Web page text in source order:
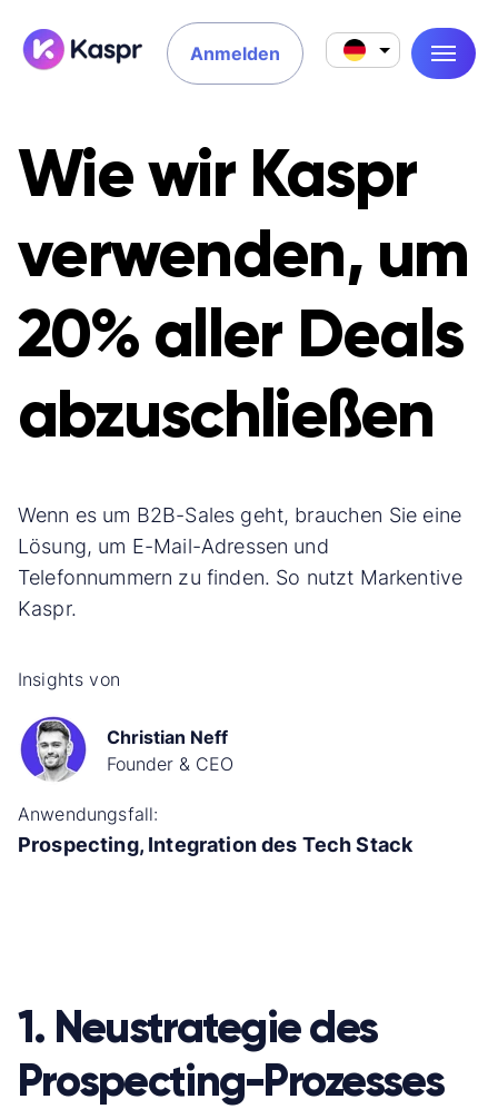
Anmelden
Wie wir Kaspr
verwenden, um
20% aller Deals
abzuschließen
Wenn es um B2B-Sales geht, brauchen Sie eine
Lösung, um E-Mail-Adressen und
Telefonnummern zu finden. So nutzt Markentive
Kaspr.
Insights von
Christian Neff
Founder & CEO
Anwendungsfall:
Prospecting, Integration des Tech Stack
1. Neustrategie des
Prospecting-Prozesses